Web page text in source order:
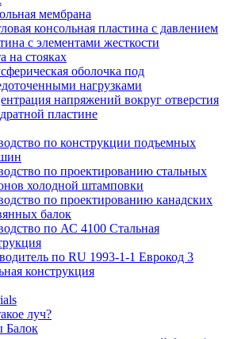
мембрана
консольная пластина с давлением
с элементами жесткости
на стояках
оболочка под
нагрузками
напряжений вокруг отверстия
пластине
по конструкции подъемных
по проектированию стальных
холодной штамповки
по проектированию канадских
балок
по АС 4100 Стальная
по RU 1993-1-1 Еврокод 3
конструкция
луч?
Балок